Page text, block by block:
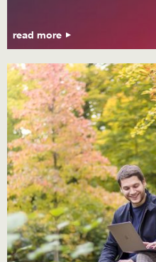
read more